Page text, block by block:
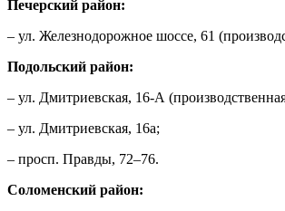
Печерский район:
– ул. Железнодорожное шоссе, 61
Подольский район:
– ул. Дмитриевская, 16-А
– ул. Дмитриевская, 16а;
– просп. Правды, 72–76.
Соломенский район: